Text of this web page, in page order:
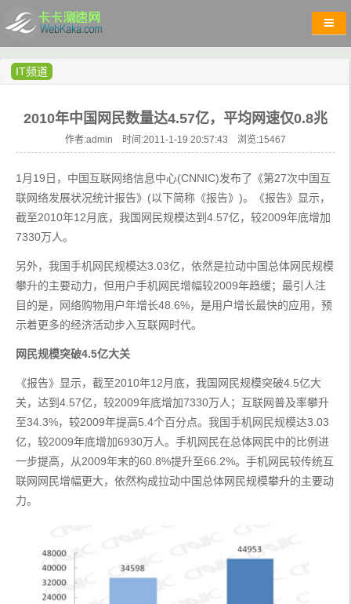
IT频道
2010年中国网民数量达4.57亿，平均网速仅0.8兆
作者:admin 时间:2011-1-19 20:57:43 浏览:15467
1月19日，中国互联网络信息中心(CNNIC)发布了《第27次中国互
联网络发展状况统计报告》(以下简称《报告》)。《报告》显示，
截至2010年12月底，我国网民规模达到4.57亿，较2009年底增加
7330万人。
另外，我国手机网民规模达3.03亿，依然是拉动中国总体网民规模
攀升的主要动力，但用户手机网民增幅较2009年趋缓；最引人注
目的是，网络购物用户年增长48.6%，是用户增长最快的应用，预
示着更多的经济活动步入互联网时代。
网民规模突破4.5亿大关
《报告》显示，截至2010年12月底，我国网民规模突破4.5亿大
关，达到4.57亿，较2009年底增加7330万人；互联网普及率攀升
至34.3%，较2009年提高5.4个百分点。我国手机网民规模达3.03
亿，较2009年底增加6930万人。手机网民在总体网民中的比例进
一步提高，从2009年末的60.8%提升至66.2%。手机网民较传统互
联网网民增幅更大，依然构成拉动中国总体网民规模攀升的主要动
力。